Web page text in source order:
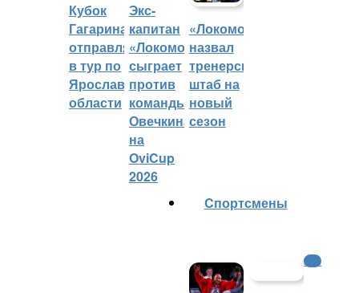
Кубок
Гагарина
отправляется
в тур по
Ярославской
области
Экс-
капитан
«Локомотива»
сыграет
против
команды
Овечкина
на
OviCup
2026
«Локомотив»
назвал
тренерский
штаб на
новый
сезон
Cпортсмены
КХЛ